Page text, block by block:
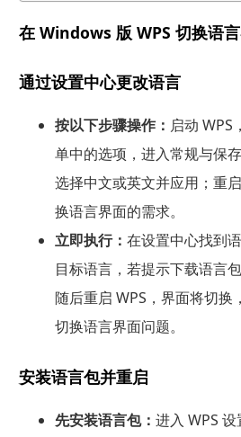
在 Windows 版 WPS 切换语
通过设置中心更改语言
按以下步骤操作： 启动 WPS
单中的选项，进入常规与保
选择中文或英文并应用；重
换语言界面的需求。
立即执行： 在设置中心找到
目标语言，若提示下载语言
随后重启 WPS，界面将切换
切换语言界面问题。
安装语言包并重启
先安装语言包： 进入 WPS